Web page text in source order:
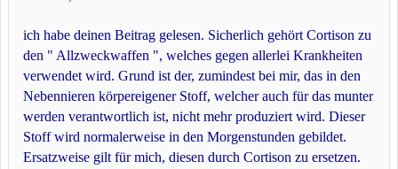
ich habe deinen Beitrag gelesen. Sicherlich gehört Cortison zu
den " Allzweckwaffen ", welches gegen allerlei Krankheiten
verwendet wird. Grund ist der, zumindest bei mir, das in den
Nebennieren körpereigener Stoff, welcher auch für das munter
werden verantwortlich ist, nicht mehr produziert wird. Dieser
Stoff wird normalerweise in den Morgenstunden gebildet.
Ersatzweise gilt für mich, diesen durch Cortison zu ersetzen.